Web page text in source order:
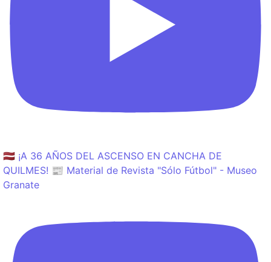
🇱🇻 ¡A 36 AÑOS DEL ASCENSO EN CANCHA DE
QUILMES! 📰 Material de Revista "Sólo Fútbol" - Museo
Granate